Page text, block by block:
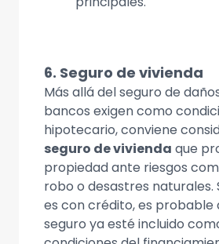
6. Seguro de vivienda
Más allá del seguro de
bancos exigen como
hipotecario, conviene
seguro de vivienda que
propiedad ante riesgos
robo o desastres naturales.
es con crédito, es probable
seguro ya esté incluido